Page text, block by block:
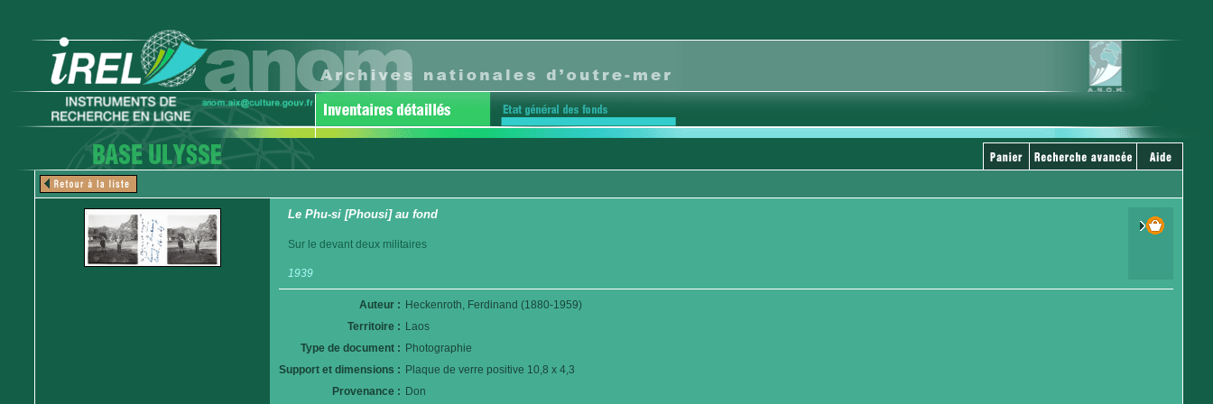
Le Phu-si [Phousi] au fond
Sur le devant deux militaires
1939
Auteur : Heckenroth, Ferdinand (1880-1959)
Territoire : Laos
Type de document : Photographie
Support et dimensions : Plaque de verre positive 10,8 x 4,3
Provenance : Don